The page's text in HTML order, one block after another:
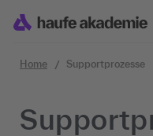
Home Supportprozesse